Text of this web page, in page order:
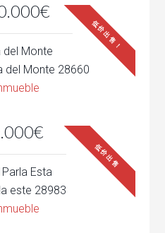
低价出售！
del Monte
del Monte 28660
低价出售
Esta
este 28983